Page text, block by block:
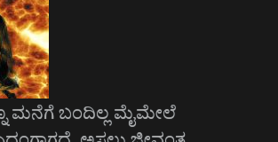
ಮನೆಗೆ ಬಂದಿಲ್ಲ ಮೈಮೇಲೆ